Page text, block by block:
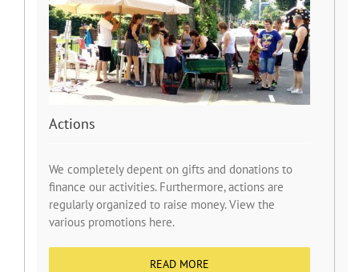
Actions
We completely depent on gifts and donations to
finance our activities. Furthermore, actions are
regularly organized to raise money. View the
various promotions here.
READ MORE